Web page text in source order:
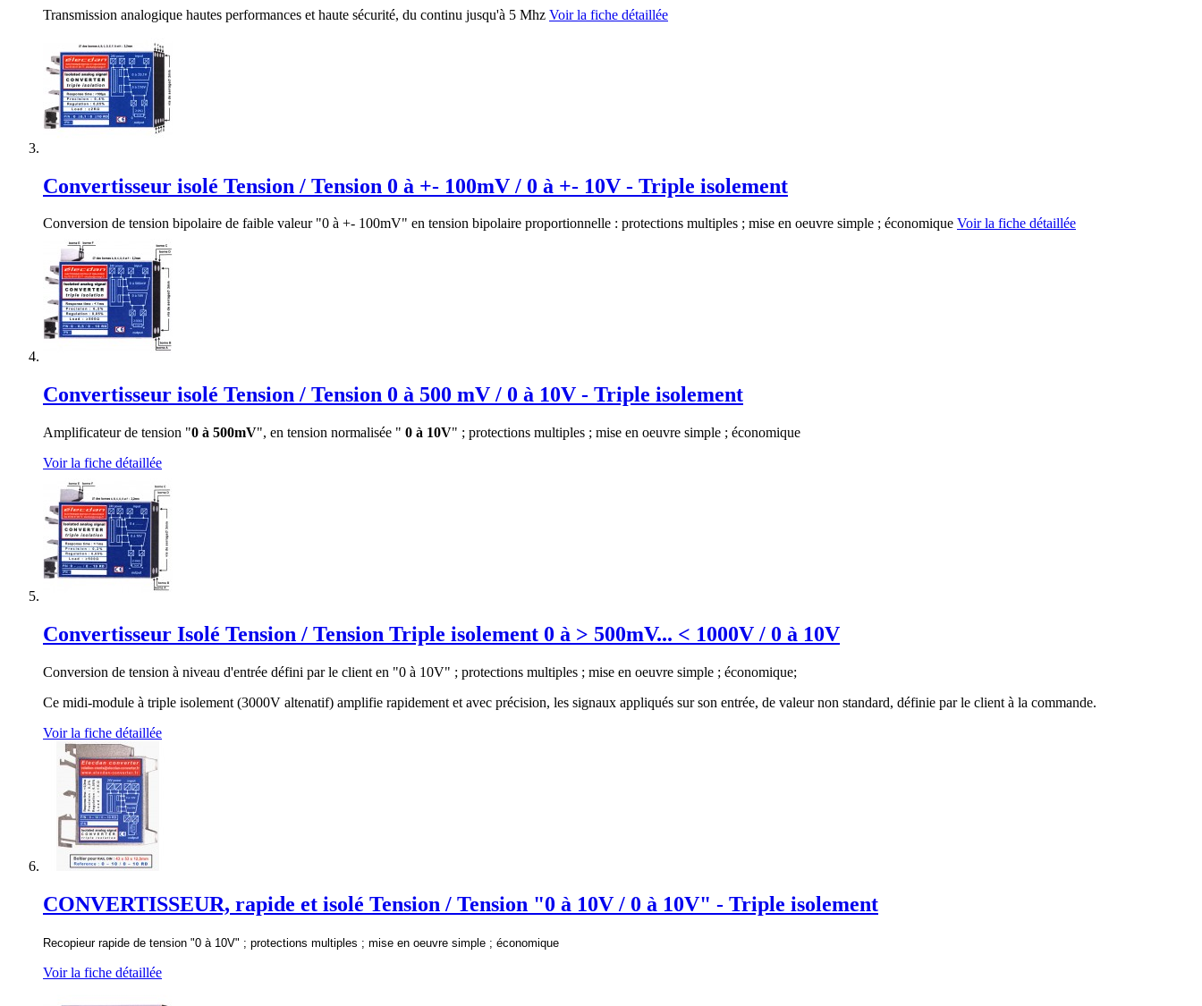
Transmission analogique hautes performances et haute sécurité, du continu jusqu'à 5 Mhz Voir la fiche détaillée
Convertisseur isolé Tension / Tension 0 à +- 100mV / 0 à +- 10V - Triple isolement
Conversion de tension bipolaire de faible valeur "0 à +- 100mV" en tension bipolaire proportionnelle : protections multiples ; mise en oeuvre simple ; économique Voir la fiche détaillée
Convertisseur isolé Tension / Tension 0 à 500 mV / 0 à 10V - Triple isolement
Amplificateur de tension "0 à 500mV", en tension normalisée " 0 à 10V" ; protections multiples ; mise en oeuvre simple ; économique
Voir la fiche détaillée
Convertisseur Isolé Tension / Tension Triple isolement 0 à > 500mV... < 1000V / 0 à 10V
Conversion de tension à niveau d'entrée défini par le client en "0 à 10V" ; protections multiples ; mise en oeuvre simple ; économique;
Ce midi-module à triple isolement (3000V altenatif) amplifie rapidement et avec précision, les signaux appliqués sur son entrée, de valeur non standard, définie par le client à la commande.
Voir la fiche détaillée
CONVERTISSEUR, rapide et isolé Tension / Tension "0 à 10V / 0 à 10V" - Triple isolement
Recopieur rapide de tension "0 à 10V" ; protections multiples ; mise en oeuvre simple ; économique
Voir la fiche détaillée